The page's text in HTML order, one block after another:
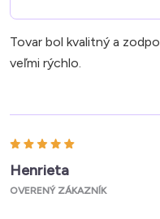
Tovar bol kvalitný a
veľmi rýchlo.
Henrieta
OVERENÝ ZÁKAZNÍK